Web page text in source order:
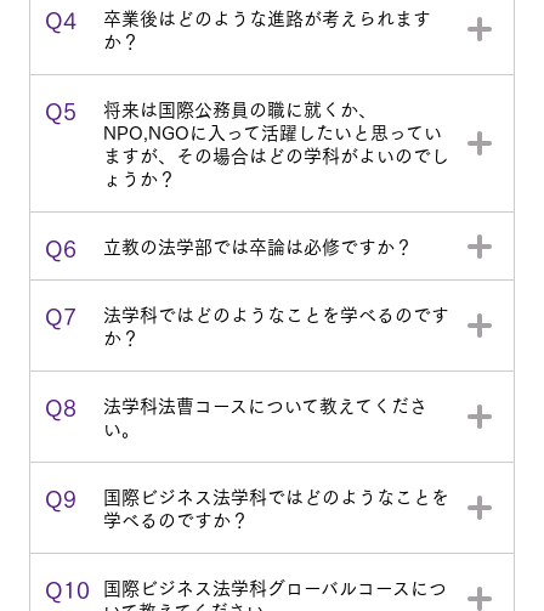
Q4 卒業後はどのような進路が考えられます
か？
Q5 将来は国際公務員の職に就くか、
NPO,NGOに入って活躍したいと思ってい
ますが、その場合はどの学科がよいのでし
ょうか？
Q6 立教の法学部では卒論は必修ですか？
Q7 法学科ではどのようなことを学べるのです
か？
Q8 法学科法曹コースについて教えてくださ
い。
Q9 国際ビジネス法学科ではどのようなことを
学べるのですか？
Q10 国際ビジネス法学科グローバルコースにつ